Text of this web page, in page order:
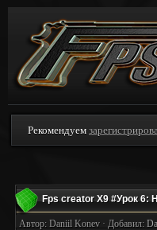
Рекомендуем
Fps creator X9 #Урок 6:
Автор: Daniil Konev · Добавил: